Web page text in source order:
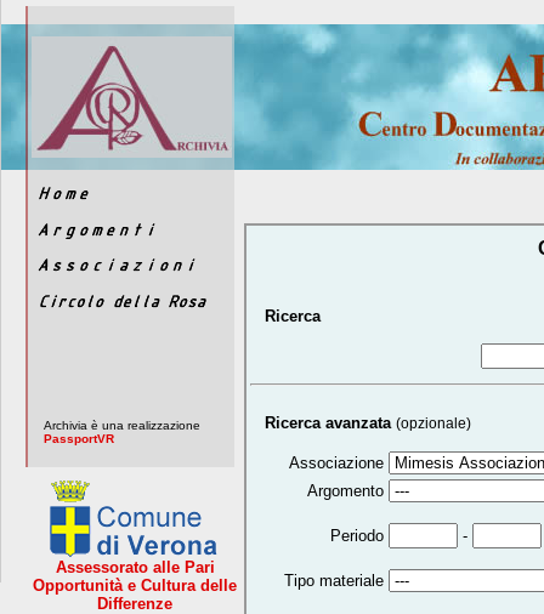
Archivia è una realizzazione
PassportVR
Assessorato alle Pari
Opportunità e Cultura delle
Differenze
Ricerca
Ricerca avanzata (opzionale)
Associazione
Argomento
Periodo -
Tipo materiale